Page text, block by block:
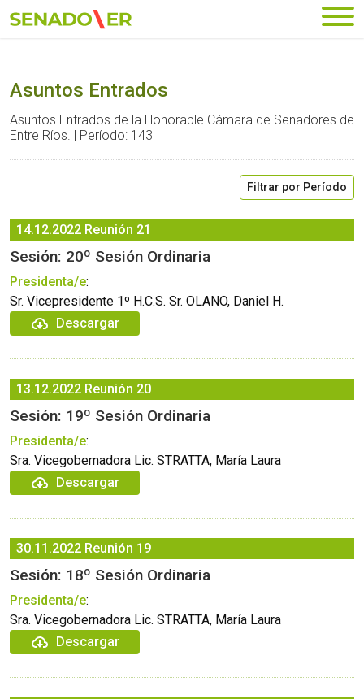
Ir al menú principal
Asuntos Entrados
Asuntos Entrados de la Honorable Cámara de Senadores de
Entre Ríos. | Período: 143
Filtrar por Período
14.12.2022 Reunión 21
Sesión: 20º Sesión Ordinaria
Presidenta/e:
Sr. Vicepresidente 1º H.C.S. Sr. OLANO, Daniel H.
Descargar
13.12.2022 Reunión 20
Sesión: 19º Sesión Ordinaria
Presidenta/e:
Sra. Vicegobernadora Lic. STRATTA, María Laura
Descargar
30.11.2022 Reunión 19
Sesión: 18º Sesión Ordinaria
Presidenta/e:
Sra. Vicegobernadora Lic. STRATTA, María Laura
Descargar